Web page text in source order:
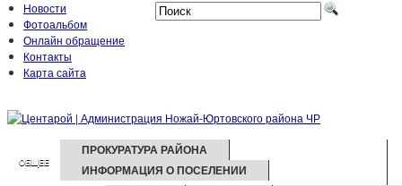
Новости
Фотоальбом
Онлайн обращение
Контакты
Карта сайта
ОБЩЕЕ
ПРОКУРАТУРА РАЙОНА
ИНФОРМАЦИЯ О ПОСЕЛЕНИИ